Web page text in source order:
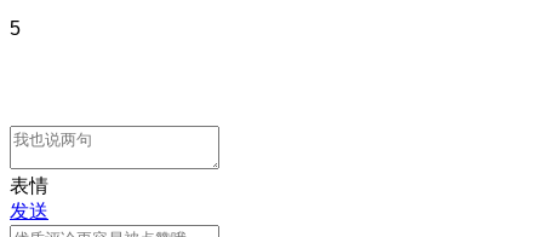
5
表情
发送